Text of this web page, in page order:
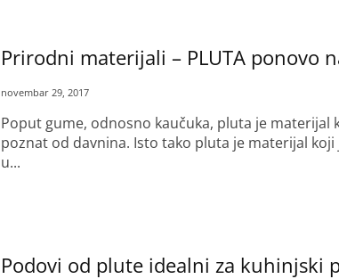
Prirodni materijali – PLUTA ponovo
novembar 29, 2017
Poput gume, odnosno kaučuka, pluta je materijal
poznat od davnina. Isto tako pluta je materijal
u...
Podovi od plute idealni za kuhinjski